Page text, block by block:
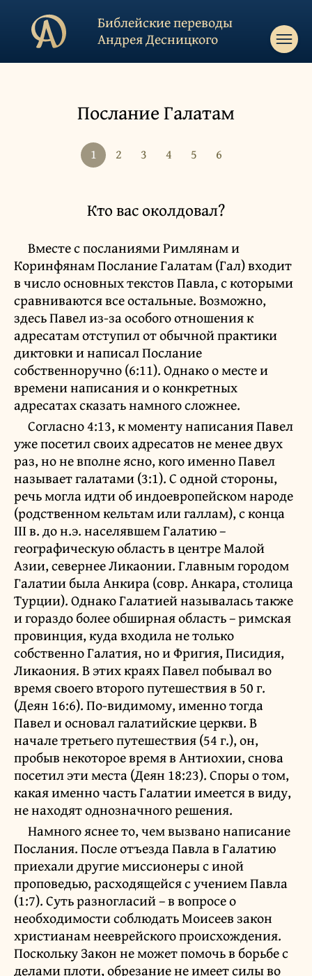
Библейские переводы
Андрея Десницкого
Послание Галатам
1 2 3 4 5 6
Кто вас околдовал?
Вместе с посланиями Римлянам и
Коринфянам Послание Галатам (Гал) входит
в число основных текстов Павла, с которыми
сравниваются все остальные. Возможно,
здесь Павел из-за особого отношения к
адресатам отступил от обычной практики
диктовки и написал Послание
собственноручно (6:11). Однако о месте и
времени написания и о конкретных
адресатах сказать намного сложнее.
Согласно 4:13, к моменту написания Павел
уже посетил своих адресатов не менее двух
раз, но не вполне ясно, кого именно Павел
называет галатами (3:1). С одной стороны,
речь могла идти об индоевропейском народе
(родственном кельтам или галлам), с конца
III в. до н.э. населявшем Галатию –
географическую область в центре Малой
Азии, севернее Ликаонии. Главным городом
Галатии была Анкира (совр. Анкара, столица
Турции). Однако Галатией называлась также
и гораздо более обширная область – римская
провинция, куда входила не только
собственно Галатия, но и Фригия, Писидия,
Ликаония. В этих краях Павел побывал во
время своего второго путешествия в 50 г.
(Деян 16:6). По-видимому, именно тогда
Павел и основал галатийские церкви. В
начале третьего путешествия (54 г.), он,
пробыв некоторое время в Антиохии, снова
посетил эти места (Деян 18:23). Споры о том,
какая именно часть Галатии имеется в виду,
не находят однозначного решения.
Намного яснее то, чем вызвано написание
Послания. После отъезда Павла в Галатию
приехали другие миссионеры с иной
проповедью, расходящейся с учением Павла
(1:7). Суть разногласий – в вопросе о
необходимости соблюдать Моисеев закон
христианам нееврейского происхождения.
Поскольку Закон не может помочь в борьбе с
делами плоти, обрезание не имеет силы во